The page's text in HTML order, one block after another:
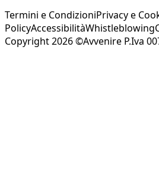
Termini e CondizioniPrivacy e
PolicyAccessibilitàWhistleblowing
Copyright 2026 ©Avvenire P.Iva